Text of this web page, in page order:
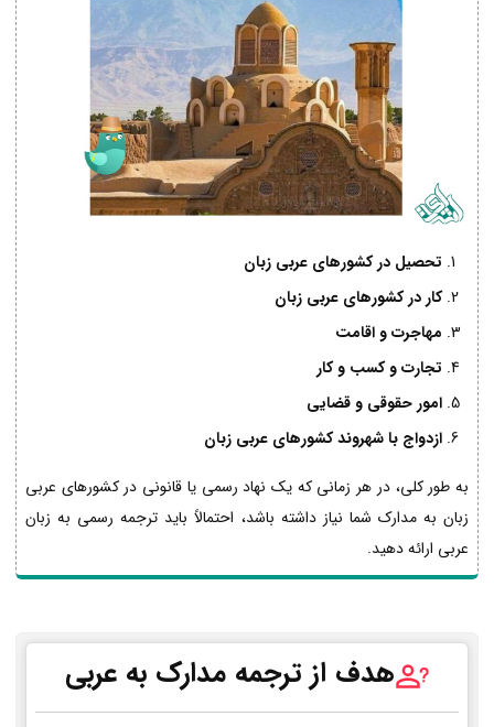
تحصیل در کشورهای عربی زبان
کار در کشورهای عربی زبان
مهاجرت و اقامت
تجارت و کسب و کار
امور حقوقی و قضایی
ازدواج با شهروند کشورهای عربی زبان
به طور کلی، در هر زمانی که یک نهاد رسمی یا قانونی در کشورهای عربی
زبان به مدارک شما نیاز داشته باشد، احتمالاً باید ترجمه رسمی به زبان
عربی ارائه دهید.
هدف از ترجمه مدارک به عربی